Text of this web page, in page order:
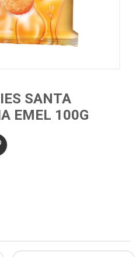
SANTA
EMEL 100G